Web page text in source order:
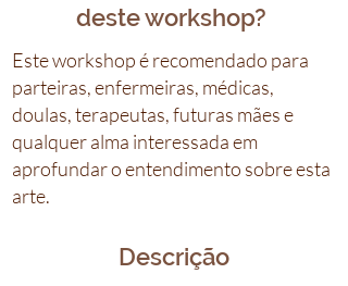
deste workshop?
Este workshop é recomendado para
parteiras, enfermeiras, médicas,
doulas, terapeutas, futuras mães e
qualquer alma interessada em
aprofundar o entendimento sobre esta
arte.
Descrição